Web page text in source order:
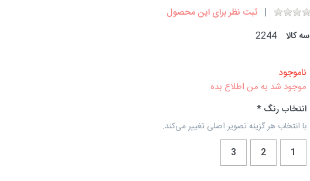
ثبت نظر برای این محصول
کالا
2244
ناموجود
موجود شد به من اطلاع بده
انتخاب رنگ
با انتخاب هر گزینه تصویر اصلی تغییر می‌کند.
1
2
3